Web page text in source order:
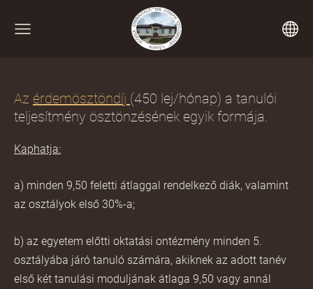
Az érdemösztöndíj (450 lej/hónap) a tanulói
teljesítmény ösztönzésének egyik formája.
Kaphatja:
a) minden 9,50 feletti átlaggal rendelkező diák, valamint
az osztályok első 30%-a;
b) az egyetem előtti oktatási ontézmény minden 5.
osztályába járó tanuló számára, akiknek az adott tanév
első két tanulási moduljának átlaga 9,50 vagy annál